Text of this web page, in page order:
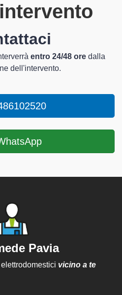
entro 24/48 ore dalla
dell'intervento.
Pavia
vicino a te